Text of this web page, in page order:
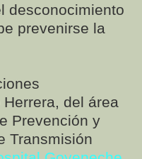
desconocimiento
prevenirse la
del área
Prevención y
Transmisión